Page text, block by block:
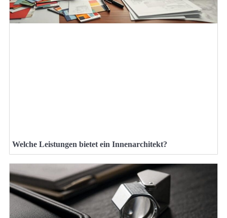
Welche Leistungen bietet ein Innenarchitekt?